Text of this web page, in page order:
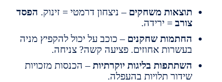
תוצאות משחקים– ניצחון דרמטי = זינוק. הפסד
= ירידה.
החתמות שחקנים – כוכב על יכול להקפיץ מניה
בעשרות אחוזים. פציעה קשה? צניחה.
השתתפות בליגות יוקרתיות– הכנסות מזכויות
שידור תלויות בהעפלה.